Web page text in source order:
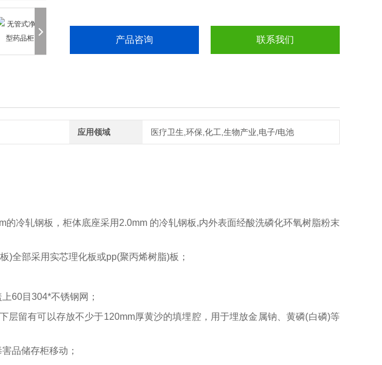
产品咨询 联系我们
应用领域 医疗卫生,环保,化工,生物产业,电子/电池
冷轧钢板，柜体底座采用2.0mm 的冷轧钢板,内外表面经酸洗磷化环氧树脂粉末
)全部采用实芯理化板或pp(聚丙烯树脂)板；
60目304*不锈钢网；
层留有可以存放不少于120mm厚黄沙的填埋腔，用于埋放金属钠、黄磷(白磷)等
品储存柜移动；